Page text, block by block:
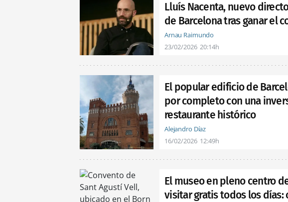
Lluís Nacenta, nuevo
de Barcelona tras ganar el
Arnau Raimundo
23/02/2026 20:14h
El popular edificio de
por completo con una
restaurante histórico
Alejandro Díaz
16/02/2026 12:49h
El museo en pleno centro
visitar gratis todos los días: